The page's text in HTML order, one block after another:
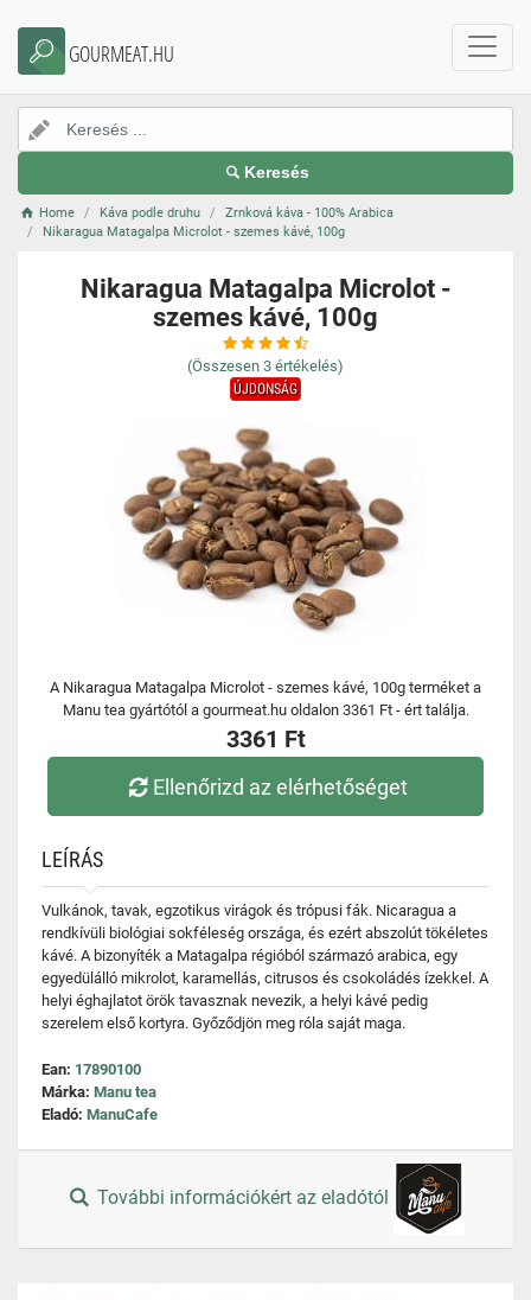
GOURMEAT.HU
Keresés
Home Káva podle druhu
Zrnková káva - 100% Arabica
Nikaragua Matagalpa Microlot - szemes kávé, 100g
Nikaragua Matagalpa Microlot -
szemes kávé, 100g
(Összesen 3 értékelés)
ÚJDONSÁG
A Nikaragua Matagalpa Microlot - szemes kávé, 100g terméket a
Manu tea gyártótól a gourmeat.hu oldalon 3361 Ft - ért találja.
3361 Ft
Ellenőrizd az elérhetőséget
LEÍRÁS
Vulkánok, tavak, egzotikus virágok és trópusi fák. Nicaragua a
rendkívüli biológiai sokféleség országa, és ezért abszolút tökéletes
kávé. A bizonyíték a Matagalpa régióból származó arabica, egy
egyedülálló mikrolot, karamellás, citrusos és csokoládés ízekkel. A
helyi éghajlatot örök tavasznak nevezik, a helyi kávé pedig
szerelem első kortyra. Győződjön meg róla saját maga.
Ean: 17890100
Márka: Manu tea
Eladó: ManuCafe
További információkért az eladótól